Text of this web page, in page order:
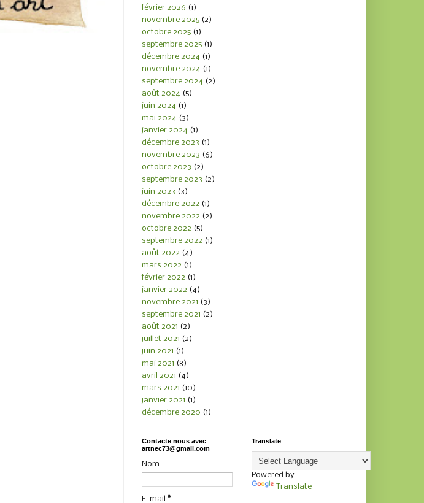
février 2026 (1)
novembre 2025(2)
octobre 2025(1)
septembre 2025(1)
décembre 2024 (1)
novembre 2024 (1)
septembre 2024 (2)
août 2024 (5)
juin 2024 (1)
mai 2024 (3)
janvier 2024 (1)
décembre 2023 (1)
novembre 2023 (6)
octobre 2023 (2)
septembre 2023 (2)
juin 2023 (3)
décembre 2022 (1)
novembre 2022 (2)
octobre 2022 (5)
septembre 2022 (1)
août 2022 (4)
mars 2022 (1)
février 2022 (1)
janvier 2022 (4)
novembre 2021 (3)
septembre 2021 (2)
août 2021 (2)
juillet 2021 (2)
juin 2021 (1)
mai 2021 (8)
avril 2021 (4)
mars 2021 (10)
janvier 2021 (1)
décembre 2020 (1)
Contacte nous avec
artnec73@gmail.com
Nom
E-mail *
Translate
Powered by
Translate